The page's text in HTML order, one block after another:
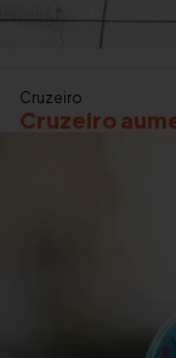
Cruzeiro
Cruzeiro